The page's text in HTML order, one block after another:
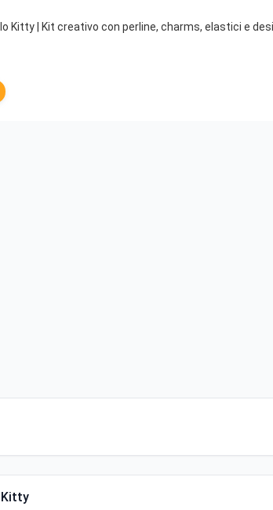
Kitty | Kit creativo con perline, charms, elastici e
Kitty